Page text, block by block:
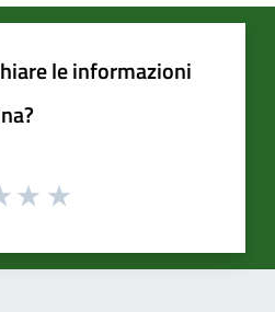
le informazioni